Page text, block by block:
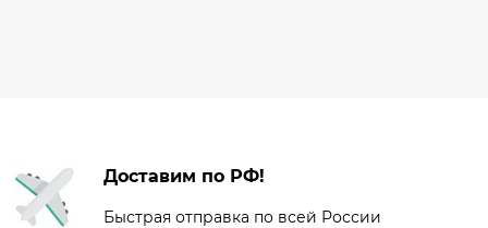
Доставим по РФ!
Быстрая отправка по всей России